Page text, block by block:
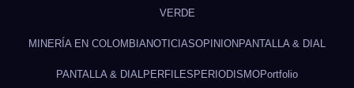
VERDE
MINERÍA EN COLOMBIA NOTICIASOPINION PANTALLA & DIAL
PANTALLA & DIAL PERFILESPERIODISMOPortfolio